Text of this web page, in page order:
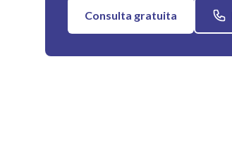
Consulta gratuita